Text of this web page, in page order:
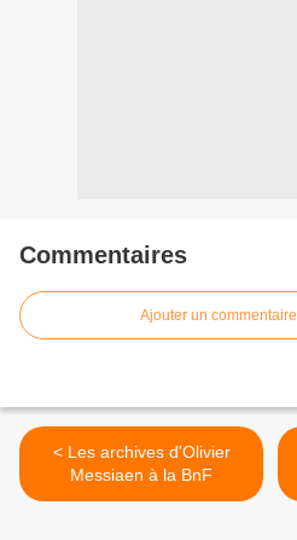
Commentaires
Ajouter un commentaire
< Les archives d'Olivier
Messiaen à la BnF